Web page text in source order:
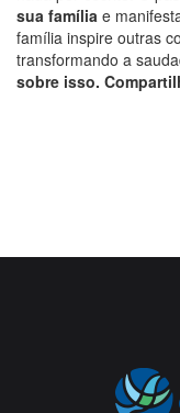
sua família e
família inspire outras
transformando a
sobre isso.